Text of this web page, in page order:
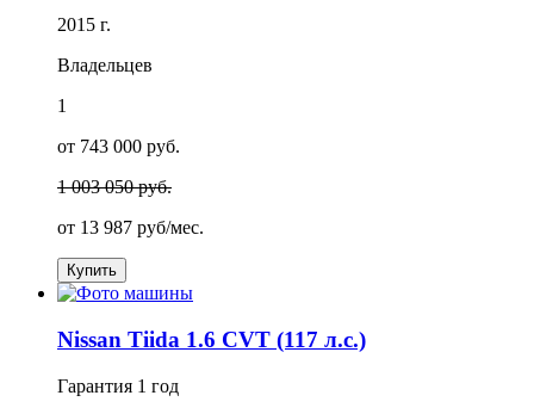
2015 г.
Владельцев
1
от 743 000 руб.
1 003 050 руб.
от 13 987 руб/мес.
Купить
Nissan Tiida 1.6 CVT (117 л.с.)
Гарантия 1 год